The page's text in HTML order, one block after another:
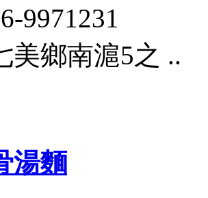
9971231
美鄉南滬5之 ..
湯麵